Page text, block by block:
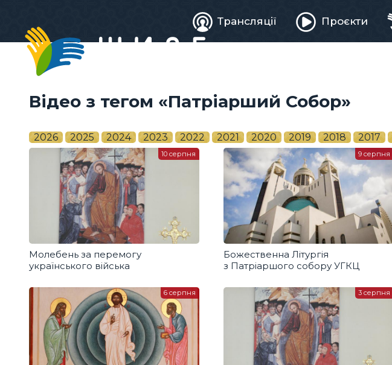
Живе
телебачення
Трансляції Проєкти
Відео з тегом «Патріарший Собор»
2026 2025 2024 2023 2022 2021 2020 2019 2018 2017
Молебень за перемогу
українського війська
10 серпня
Божественна Літургія
з Патріаршого собору УГКЦ
9 серпня
6 серпня 3 серпня